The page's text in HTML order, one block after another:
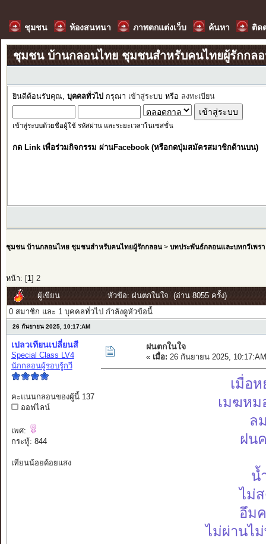
ชุมชน ห้องสนทนา ภาพตกแต่งเว็บ ค้นหา ติด
ชุมชน บ้านกลอนไทย ชุมชนสำหรับคนไทยผู้รักกล
ยินดีต้อนรับคุณ, บุคคลทั่วไป กรุณา เข้าสู่ระบบ หรือ ลงทะเบียน
เข้าสู่ระบบด้วยชื่อผู้ใช้ รหัสผ่าน และระยะเวลาในเซสชั่น
กด Link เพื่อร่วมกิจกรรม ผ่านFacebook (หรือกดปุ่มสมัครสมาชิกด้านบน)
ชุมชน บ้านกลอนไทย ชุมชนสำหรับคนไทยผู้รักกลอน> บทประพันธ์กลอนและบทกวีเพรา
หน้า: [ 1] 2
ผู้เขียน
หัวข้อ: ฝนตกในใจ (อ่าน 8055 ครั้ง)
0 สมาชิก และ 1 บุคคลทั่วไป กำลังดูหัวข้อนี้
26 กันยายน 2025, 10:17:AM
เปลวเทียนเปลี่ยนสี
Special Class LV4
นักกลอนผู้รอบรู้กวี
คะแนนกลอนของผู้นี้ 137
ออฟไลน์
เพศ:
กระทู้: 844
เทียนน้อยด้อยแสง
ฝนตกในใจ
« เมื่อ: 26 กันยายน 2025,
เมื่อ
เมฆห
ล
ฝน
น้
ไม่
อึม
ไม่ผ่านไ